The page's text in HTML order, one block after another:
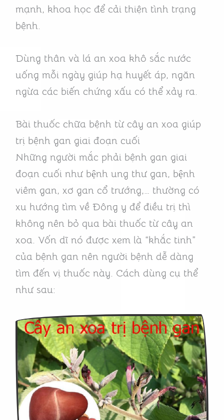
mạnh, khoa học để cải thiện tình trạng
bệnh.
Dùng thân và lá an xoa khô sắc nước
uống mỗi ngày giúp hạ huyết áp, ngăn
ngừa các biến chứng xấu có thể xảy ra.
Bài thuốc chữa bệnh từ cây an xoa giúp
trị bệnh gan giai đoạn cuối
Những người mắc phải bệnh gan giai
đoạn cuối như bệnh ung thư gan, bệnh
viêm gan, xơ gan cổ trướng,… thường có
xu hướng tìm về Đông y để điều trị thì
không nên bỏ qua bài thuốc từ cây an
xoa. Vốn dĩ nó được xem là “khắc tinh”
của bệnh gan nên người bệnh dễ dàng
tìm đến vị thuốc này. Cách dùng cụ thể
như sau: